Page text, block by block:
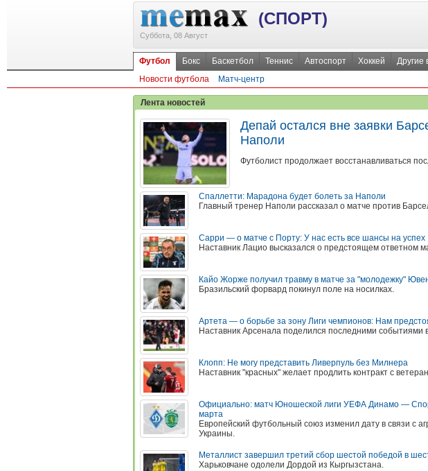
(СПОРТ)
Суббота, 08 Август
Футбол Бокс Баскетбол Теннис Автоспорт Хоккей
Другие
Новости футбола
Матч-центр
Лента новостей
Депай остался вне заявки
Наполи
Футболист продолжает восстанавливаться
Спаллетти: Марадона будет болеть за Наполи
Главный тренер Наполи рассказал о матче против
Сарри — о матче с Порту: У нас есть все шансы на успех
Наставник Лацио высказался о предстоящем ответном
Кайо Жорже получил травму в матче за "молодежку"
Бразильский форвард покинул поле на носилках.
Артета — о борьбе за зону Лиги чемпионов: Нам
Наставник Арсенала поделился последними событиями
Клопп: Не могу представить Ливерпуль без Милнера
Наставник "красных" желает продлить контракт с
Официально: матч Юношеской лиги УЕФА Динамо —
марта
Европейский футбольный союз изменил дату в связи с
Украины.
Металлист завершил третий сбор шестой победой в
Харьковчане одолели Дордой из Кыргызстана.